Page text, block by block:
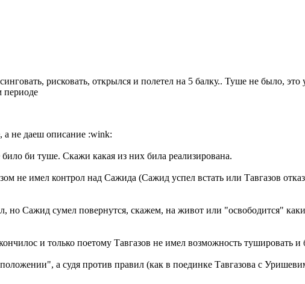
рисковать, открылся и полетел на 5 балку.. Туше не было, это
периоде
не даеш описание :wink:
би туше. Скажи какая из них била реализирована.
не имел контрол над Сажида (Сажид успел встать или Тавгазов
но Сажид сумел повернутся, скажем, на живот или "освободится"
и только поетому Тавгазов не имел возможность
а судя против правил (как в поединке Тавгазова с